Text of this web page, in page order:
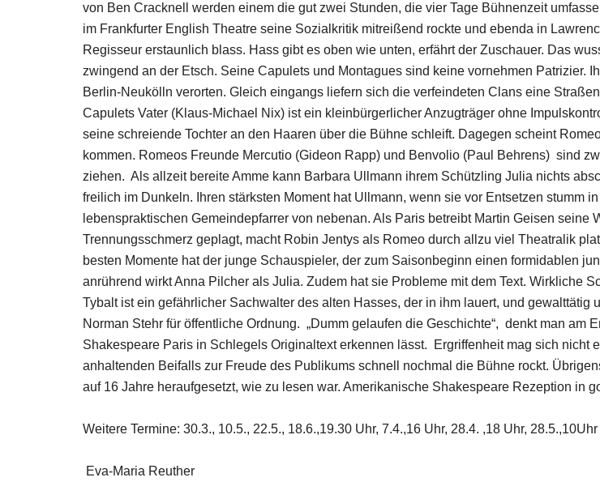
von Ben Cracknell werden einem die gut zwei Stunden, die vier Tage Bühnenzeit
im Frankfurter English Theatre seine Sozialkritik mitreißend rockte und ebenda in
Regisseur erstaunlich blass. Hass gibt es oben wie unten, erfährt der Zuschauer. Das
zwingend an der Etsch. Seine Capulets und Montagues sind keine vornehmen Patrizier.
Berlin-Neukölln verorten. Gleich eingangs liefern sich die verfeindeten Clans eine
Capulets Vater (Klaus-Michael Nix) ist ein kleinbürgerlicher Anzugträger ohne
seine schreiende Tochter an den Haaren über die Bühne schleift. Dagegen scheint
kommen. Romeos Freunde Mercutio (Gideon Rapp) und Benvolio (Paul Behrens) sind
ziehen. Als allzeit bereite Amme kann Barbara Ullmann ihrem Schützling Julia nichts
freilich im Dunkeln. Ihren stärksten Moment hat Ullmann, wenn sie vor Entsetzen stumm
lebenspraktischen Gemeindepfarrer von nebenan. Als Paris betreibt Martin Geisen
Trennungsschmerz geplagt, macht Robin Jentys als Romeo durch allzu viel Theatralik
besten Momente hat der junge Schauspieler, der zum Saisonbeginn einen formidablen
anrührend wirkt Anna Pilcher als Julia. Zudem hat sie Probleme mit dem Text. Wirkliche
Tybalt ist ein gefährlicher Sachwalter des alten Hasses, der in ihm lauert, und
Norman Stehr für öffentliche Ordnung. „Dumm gelaufen die Geschichte“, denkt man am
Shakespeare Paris in Schlegels Originaltext erkennen lässt. Ergriffenheit mag sich
anhaltenden Beifalls zur Freude des Publikums schnell nochmal die Bühne rockt.
auf 16 Jahre heraufgesetzt, wie zu lesen war. Amerikanische Shakespeare Rezeption in
Weitere Termine: 30.3., 10.5., 22.5., 18.6.,19.30 Uhr, 7.4.,16 Uhr, 28.4. ,18 Uhr, 28.5.,10Uhr
Eva-Maria Reuther